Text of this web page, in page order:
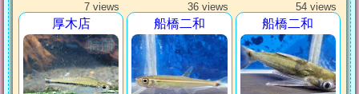
7 views
厚木店
36 views
船橋二和
54 views
船橋二和